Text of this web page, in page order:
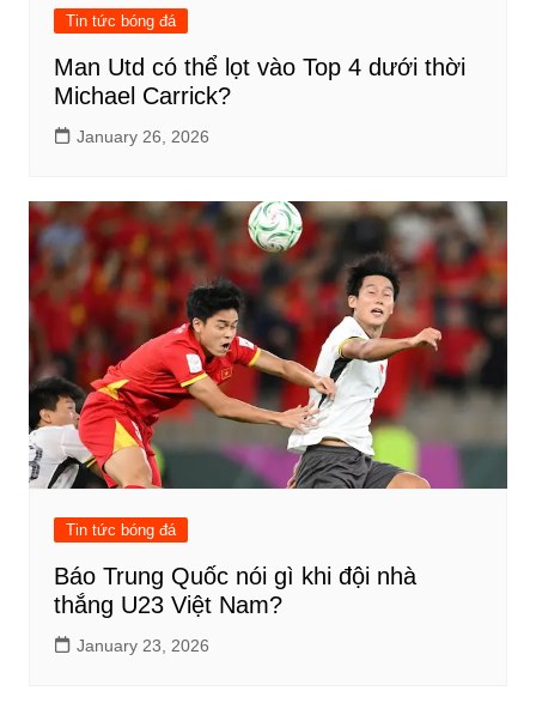
Tin tức bóng đá
Man Utd có thể lọt vào Top 4 dưới thời
Michael Carrick?
January 26, 2026
Tin tức bóng đá
Báo Trung Quốc nói gì khi đội nhà
thắng U23 Việt Nam?
January 23, 2026